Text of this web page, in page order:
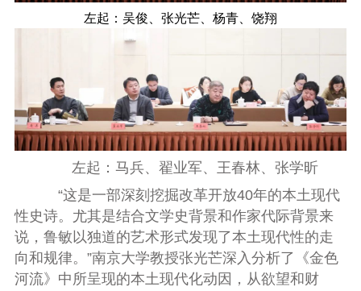
左起：吴俊、张光芒、杨青、饶翔
左起：马兵、翟业军、王春林、张学昕
“这是一部深刻挖掘改革开放40年的本土现代
性史诗。尤其是结合文学史背景和作家代际背景来
说，鲁敏以独道的艺术形式发现了本土现代性的走
向和规律。”南京大学教授张光芒深入分析了《金色
河流》中所呈现的本土现代化动因，从欲望和财